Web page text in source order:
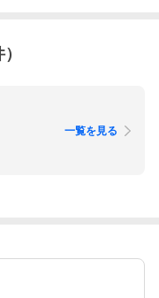
一覧を見る